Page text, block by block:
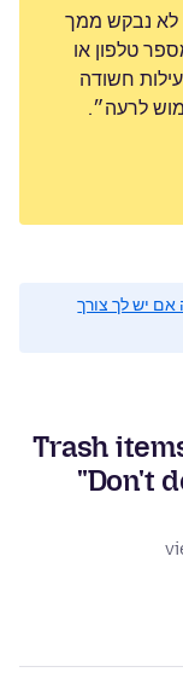
לא נבקש ממך
טלפון או
חשודה
לרעה״.
יש לך צורך
Trash
"Don't